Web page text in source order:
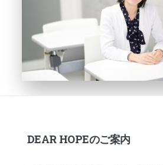
DEAR HOPEのご案内